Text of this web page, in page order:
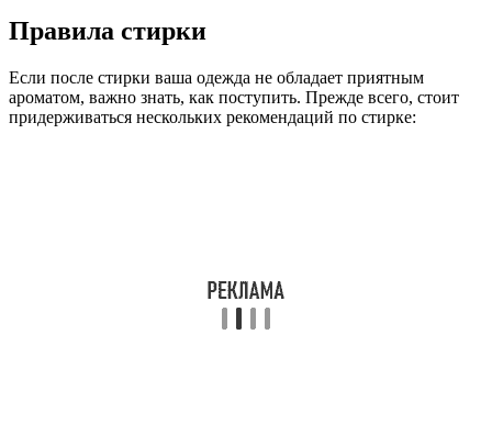
Правила стирки
Если после стирки ваша одежда не обладает приятным
ароматом, важно знать, как поступить. Прежде всего, стоит
придерживаться нескольких рекомендаций по стирке: